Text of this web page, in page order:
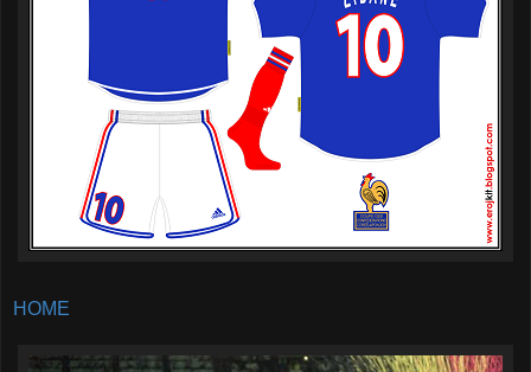
HOME